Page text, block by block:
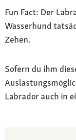
Fun Fact: Der
Wasserhund
Zehen.
Sofern du ihm
Labrador auch in